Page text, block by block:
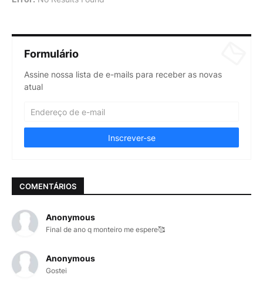
Formulário
Assine nossa lista de e-mails para receber as novas
atual
COMENTÁRIOS
Anonymous
Final de ano q monteiro me espere🥰
Anonymous
Gostei